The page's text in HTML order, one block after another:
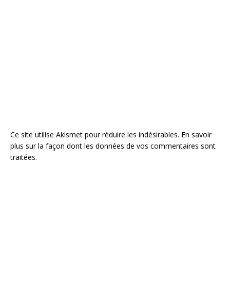
Ce site utilise Akismet pour réduire les indésirables. En savoir
plus sur la façon dont les données de vos commentaires sont
traitées.